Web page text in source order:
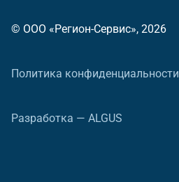
© ООО «Регион-Сервис», 2026
Политика конфиденциальности
Разработка — ALGUS